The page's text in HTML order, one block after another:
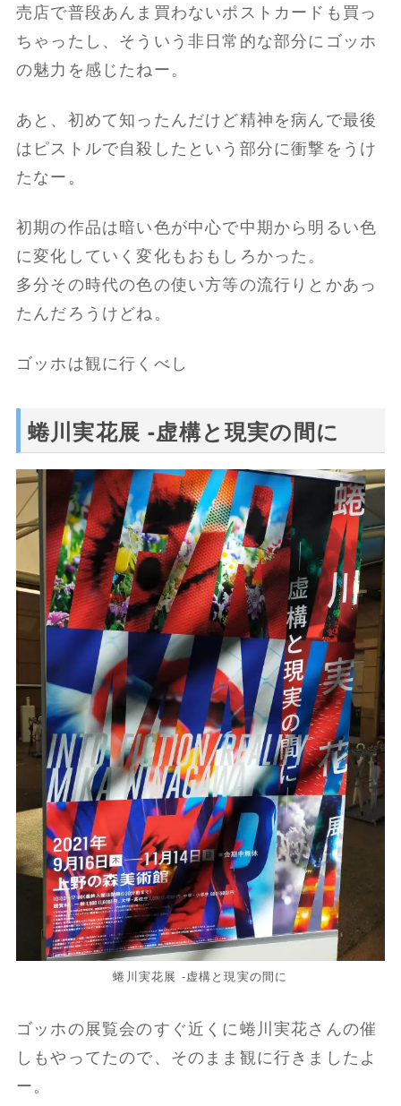
売店で普段あんま買わないポストカードも買っ
ちゃったし、そういう非日常的な部分にゴッホ
の魅力を感じたねー。
あと、初めて知ったんだけど精神を病んで最後
はピストルで自殺したという部分に衝撃をうけ
たなー。
初期の作品は暗い色が中心で中期から明るい色
に変化していく変化もおもしろかった。
多分その時代の色の使い方等の流行りとかあっ
たんだろうけどね。
ゴッホは観に行くべし
蜷川実花展 -虚構と現実の間に
蜷川実花展 -虚構と現実の間に
ゴッホの展覧会のすぐ近くに蜷川実花さんの催
しもやってたので、そのまま観に行きましたよ
ー。